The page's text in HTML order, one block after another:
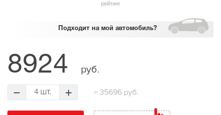
рейтинг
Подходит на мой автомобиль?
8924 руб.
4 шт. = 35696 руб.